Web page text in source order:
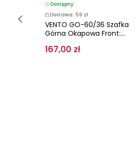
Dostępny
Dostawa: 59 zł
VENTO GO-60/36 Szafka
Górna Okapowa Front:...
167,00 zł